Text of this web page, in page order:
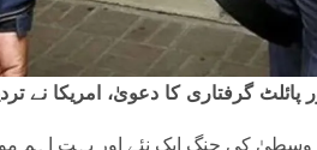
پائلٹ گرفتاری کا دعویٰ، امریکا نے